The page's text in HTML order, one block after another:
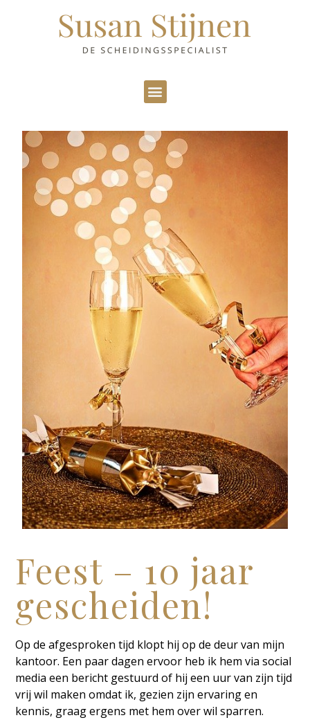
Feest – 10 jaar
gescheiden!
Op de afgesproken tijd klopt hij op de deur van mijn
kantoor. Een paar dagen ervoor heb ik hem via social
media een bericht gestuurd of hij een uur van zijn tijd
vrij wil maken omdat ik, gezien zijn ervaring en
kennis, graag ergens met hem over wil sparren.